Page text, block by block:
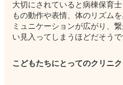
大切にされていると病棟保育
もの動作や表情、体のリズム
ミュニケーションが広がり、
い見入ってしまうほどだそうで
こどもたちにとってのクリニ